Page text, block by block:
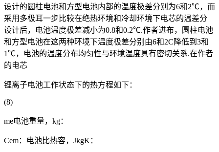
设计的圆柱电池和方型电池内部的温度极差分别为6和2℃，而
采用多极耳一步比较在绝热环境和冷却环境下电芯的温差分
设计后，电池温度极差减小为0.8和0.2℃.作者进布，圆柱电池
和方型电池在这两种环境下温度极差分别由6和2C降低到3和
1℃，电池的温度分布均匀性与环境温度具有密切关系.在作者
的电芯
锂离子电池工作状态下的热方程如下：
(8)
me电池重量，kg：
Cem：电池比热容，JkgK：